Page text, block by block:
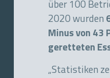
über 100
2020 wurden
Minus von 43
geretteten
„Statistiken